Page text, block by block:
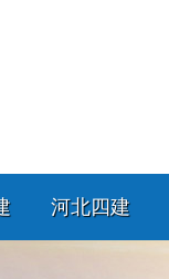
河北四建